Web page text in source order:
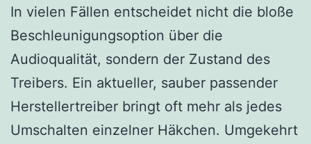
In vielen Fällen entscheidet nicht die bloße
Beschleunigungsoption über die
Audioqualität, sondern der Zustand des
Treibers. Ein aktueller, sauber passender
Herstellertreiber bringt oft mehr als jedes
Umschalten einzelner Häkchen. Umgekehrt